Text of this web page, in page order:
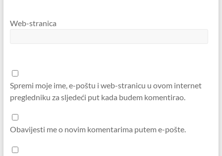
Web-stranica
Spremi moje ime, e-poštu i web-stranicu u ovom internet
pregledniku za sljedeći put kada budem komentirao.
Obavijesti me o novim komentarima putem e-pošte.